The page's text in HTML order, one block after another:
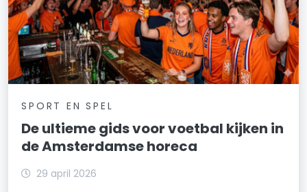
SPORT EN SPEL
De ultieme gids voor voetbal kijken in
de Amsterdamse horeca
29 april 2026